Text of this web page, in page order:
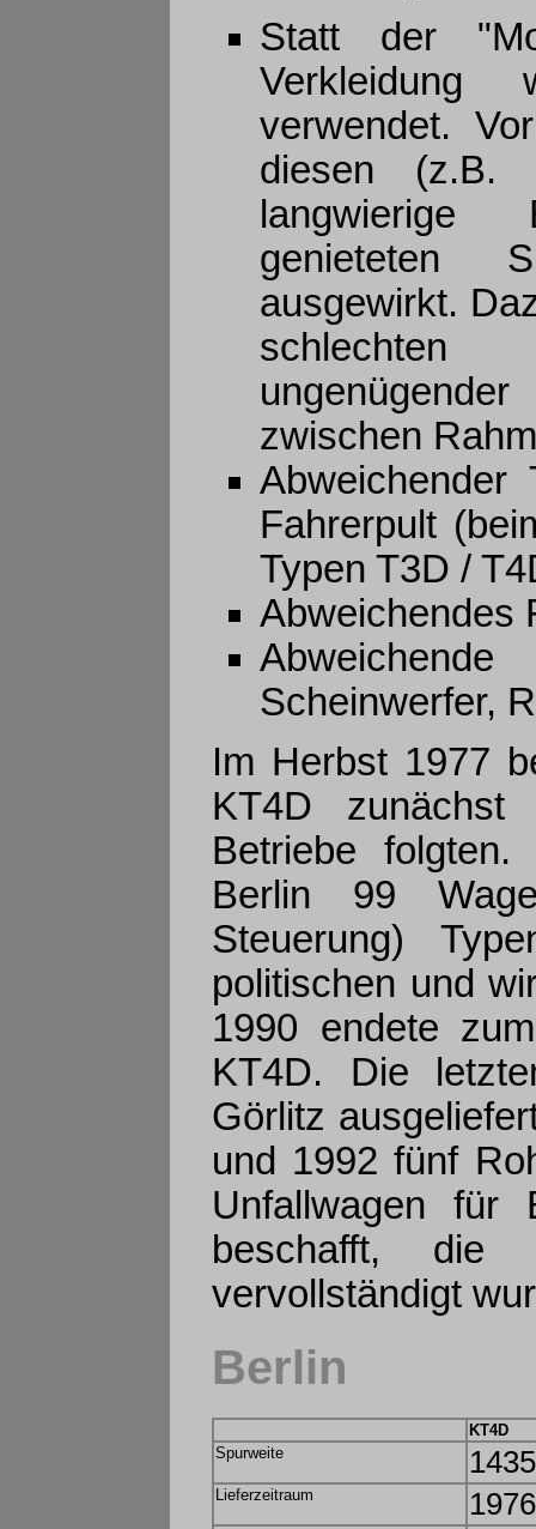
Statt der
Verkleidung
verwendet.
diesen (z.B.
langwierige
genieteten
ausgewirkt.
schlechten
zwischen
Abweichender
Fahrerpult
Typen T3D /
Abweichendes
Scheinwerfer,
Im Herbst 1977
KT4D
Betriebe
Berlin 99
Steuerung)
politischen und
1990 endete
KT4D. Die
Görlitz
und 1992 fünf
Unfallwagen für
beschafft, die
vervollständigt
Berlin
KT4D
Spurweite
Lieferzeitraum